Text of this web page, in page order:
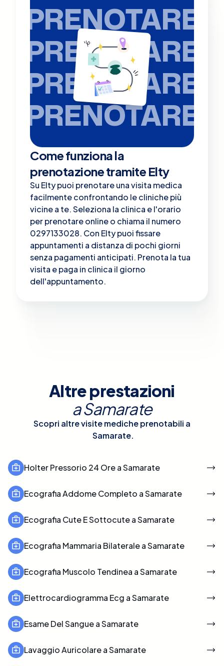
PRENOTARE
PRENOTARE
PRENOTARE
PRENOTARE
Come funziona la
prenotazione tramite Elty
Su Elty puoi prenotare una visita medica
facilmente confrontando le cliniche più
vicine a te. Seleziona la clinica e l'orario
per prenotare online o chiama il numero
0297133028. Con Elty puoi fissare
appuntamenti a distanza di pochi giorni
senza pagamenti anticipati. Prenota la tua
visita e paga in clinica il giorno
dell'appuntamento.
Altre prestazioni
aSamarate
Scopri altre visite mediche prenotabili a
Samarate.
Holter Pressorio 24 Ore a Samarate
Ecografia Addome Completo a Samarate
Ecografia Cute E Sottocute a Samarate
Ecografia Mammaria Bilaterale a Samarate
Ecografia Muscolo Tendinea a Samarate
Elettrocardiogramma Ecg a Samarate
Esame Del Sangue a Samarate
Lavaggio Auricolare a Samarate